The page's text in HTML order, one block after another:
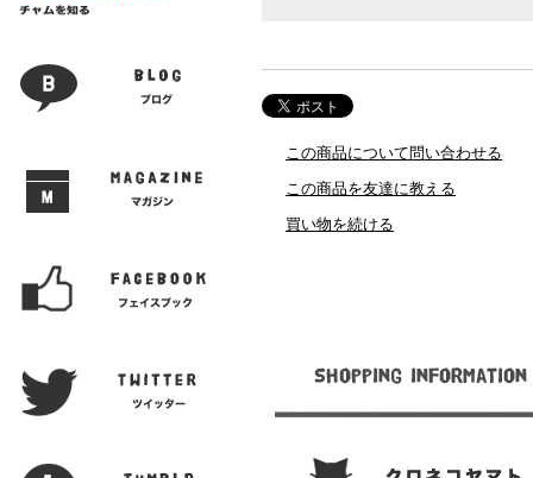
この商品について問い合わせる
この商品を友達に教える
買い物を続ける